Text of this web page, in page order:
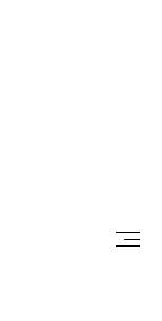
與家